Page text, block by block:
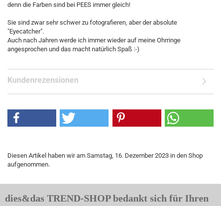
denn die Farben sind bei PEES immer gleich!
Sie sind zwar sehr schwer zu fotografieren, aber der absolute
"Eyecatcher".
Auch nach Jahren werde ich immer wieder auf meine Ohrringe
angesprochen und das macht natürlich Spaß :-)
Kundenrezensionen
Diesen Artikel haben wir am Samstag, 16. Dezember 2023 in den Shop
aufgenommen.
dies&das TREND-SHOP bedankt sich für Ihren